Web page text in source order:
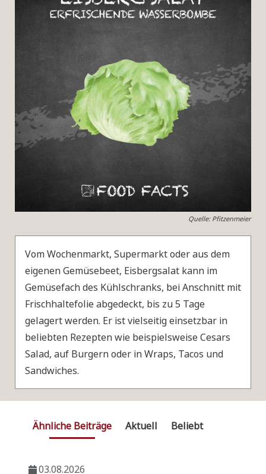
Quelle: Pfitzenmeier
Vom Wochenmarkt, Supermarkt oder aus dem
eigenen Gemüsebeet, Eisbergsalat kann im
Gemüsefach des Kühlschranks, bei Anschnitt mit
Frischhaltefolie abgedeckt, bis zu 5 Tage
gelagert werden. Er ist vielseitig einsetzbar in
beliebten Rezepten wie beispielsweise Cesars
Salad, auf Burgern oder in Wraps, Tacos und
Sandwiches.
Ähnliche Beiträge Aktuell Beliebt
03.08.2026